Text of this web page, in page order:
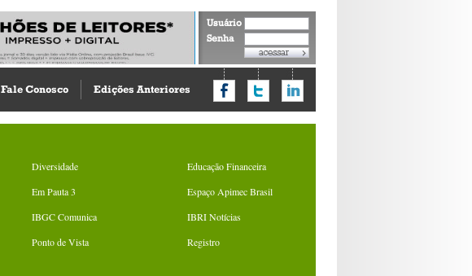
Usuário
Senha
Fale Conosco Edições Anteriores
Diversidade
Educação Financeira
Em Pauta 3
Espaço Apimec Brasil
IBGC Comunica
IBRI Notícias
Ponto de Vista
Registro